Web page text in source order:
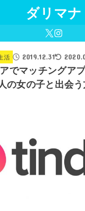
ダリマナ
活 2019.12.31
でマッチングア
の女の子と出会う